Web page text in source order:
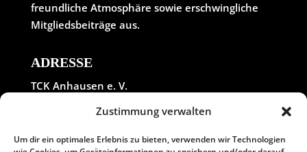
Zustimmung verwalten
Um dir ein optimales Erlebnis zu bieten, verwenden wir Technologien
freundliche Atmosphäre sowie erschwingliche
Mitgliedsbeiträge aus.
ADRESSE
TCK Anhausen e. V.
Tel. 0 26 39 / 14 03